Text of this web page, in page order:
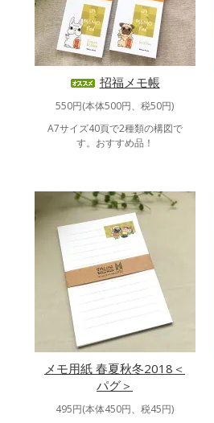
招福メモ帳
550円(本体500円、税50円)
A7サイズ40頁で2種類の構図で
す。おすすめ品！
メモ用紙 春夏秋冬2018＜
パグ＞
495円(本体450円、税45円)